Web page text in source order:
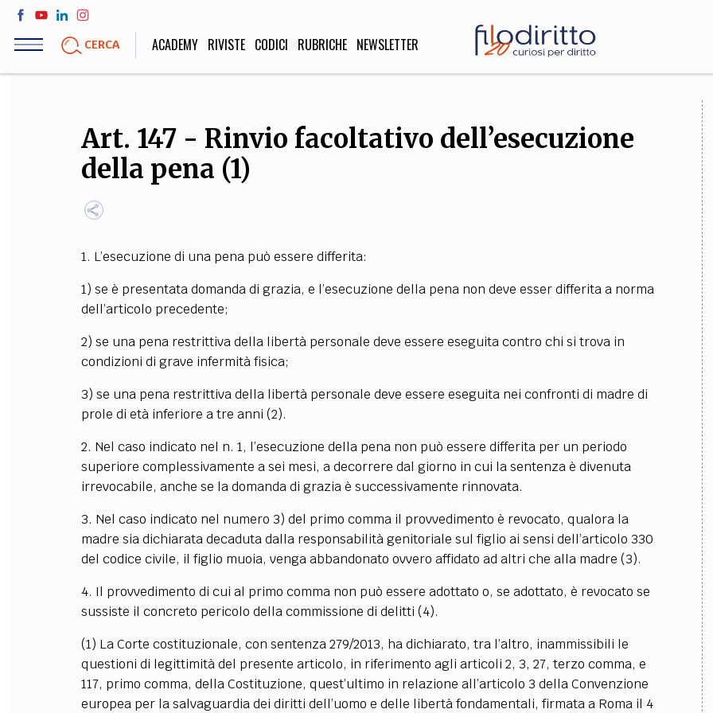
Salta
contenuto
CERCA ACADEMY RIVISTE CODICI RUBRICHE NEWSLETTER
LIFE STYLE
Sport, Cucina, Viaggi,
Moda
SOCIETÀ
Politica, Attualità,
Educazione, Lavoro, Esteri
DIRITTO
STORIA E FILOSOFIA
umanistiche, Religione
Architettura, Ingegneria
FILODIRITTO REDAZIONE COMITATO SCIENTIFICO AUTORI CURATORI FOTOGRAFI
EXTRA
CODICI RUBRICHE LIBRI PROCEEDINGS PUBBLICITÀ
SOCIAL MEDIA
Art. 147 - Rinvio facoltativo dell’esecuzione
della pena (1)
1. L’esecuzione di una pena può essere differita:
1) se è presentata domanda di grazia, e l’esecuzione della pena non deve esser differita a norma
dell’articolo precedente;
2) se una pena restrittiva della libertà personale deve essere eseguita contro chi si trova in
condizioni di grave infermità fisica;
3) se una pena restrittiva della libertà personale deve essere eseguita nei confronti di madre di
prole di età inferiore a tre anni (2).
2. Nel caso indicato nel n. 1, l’esecuzione della pena non può essere differita per un periodo
superiore complessivamente a sei mesi, a decorrere dal giorno in cui la sentenza è divenuta
irrevocabile, anche se la domanda di grazia è successivamente rinnovata.
3. Nel caso indicato nel numero 3) del primo comma il provvedimento è revocato, qualora la
madre sia dichiarata decaduta dalla responsabilità genitoriale sul figlio ai sensi dell’articolo 330
del codice civile, il figlio muoia, venga abbandonato ovvero affidato ad altri che alla madre (3).
4. Il provvedimento di cui al primo comma non può essere adottato o, se adottato, è revocato se
sussiste il concreto pericolo della commissione di delitti (4).
(1) La Corte costituzionale, con sentenza 279/2013, ha dichiarato, tra l’altro, inammissibili le
questioni di legittimità del presente articolo, in riferimento agli articoli 2, 3, 27, terzo comma, e
117, primo comma, della Costituzione, quest’ultimo in relazione all’articolo 3 della Convenzione
europea per la salvaguardia dei diritti dell’uomo e delle libertà fondamentali, firmata a Roma il 4